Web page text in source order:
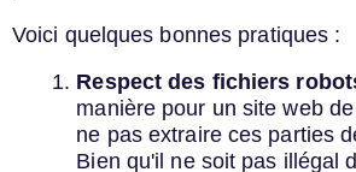
Voici quelques bonnes pratiques :
Respect des fichiers
manière pour un site web
ne pas extraire ces parties
Bien qu'il ne soit pas illégal